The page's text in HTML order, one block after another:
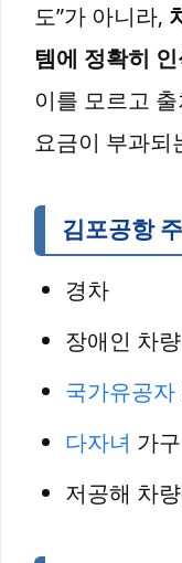
도”가 아니라,
템에 정확히
이를 모르고
요금이 부과되
김포공항
경차
장애인 차량
국가유공자
다자녀 가
저공해 차